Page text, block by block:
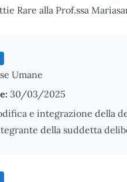
Rare alla Prof.ssa
Umane
30/03/2025
e integrazione della
della suddetta